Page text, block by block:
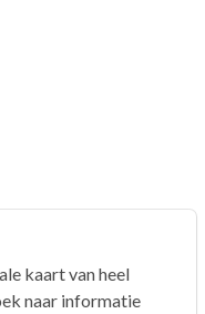
kaart van heel
naar informatie